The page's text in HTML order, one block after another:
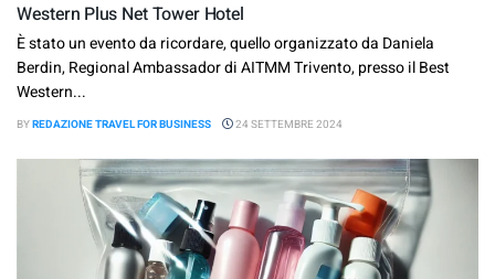
Western Plus Net Tower Hotel
È stato un evento da ricordare, quello organizzato da Daniela
Berdin, Regional Ambassador di AITMM Trivento, presso il Best
Western...
BYREDAZIONE TRAVEL FOR BUSINESS 24 SETTEMBRE 2024